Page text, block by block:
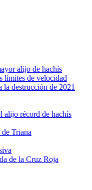
alijo de hachís
límites de velocidad
destrucción de 2021
alijo récord de hachís
Triana
de la Cruz Roja